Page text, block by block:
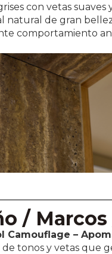
con vetas
natural de gran
comportamiento
/ Marcos
Camouflage –
de tonos y vetas que